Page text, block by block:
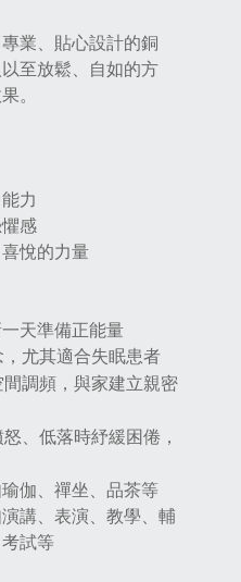
業、貼心設計的銅
至放鬆、自如的方
。
力
感
悅的力量
天準備正能量
尤其適合失眠患者
調頻，與家建立親密
、低落時紓緩困倦，
伽、禪坐、品茶等
講、表演、教學、輔
試等